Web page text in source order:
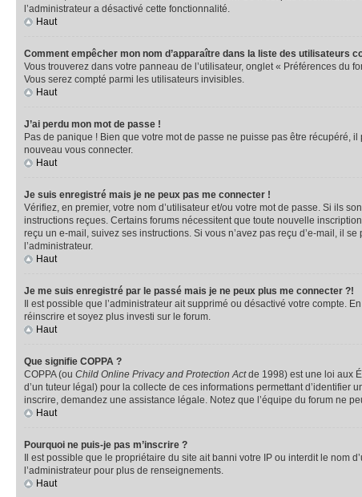
l’administrateur a désactivé cette fonctionnalité.
Haut
Comment empêcher mon nom d’apparaître dans la liste des utilisateurs
Vous trouverez dans votre panneau de l’utilisateur, onglet « Préférences du
Vous serez compté parmi les utilisateurs invisibles.
Haut
J’ai perdu mon mot de passe !
Pas de panique ! Bien que votre mot de passe ne puisse pas être récupéré,
nouveau vous connecter.
Haut
Je suis enregistré mais je ne peux pas me connecter !
Vérifiez, en premier, votre nom d’utilisateur et/ou votre mot de passe. Si ils
instructions reçues. Certains forums nécessitent que toute nouvelle
reçu un e-mail, suivez ses instructions. Si vous n’avez pas reçu d’e-mail, il
l’administrateur.
Haut
Je me suis enregistré par le passé mais je ne peux plus me connecter ?!
Il est possible que l’administrateur ait supprimé ou désactivé votre
réinscrire et soyez plus investi sur le forum.
Haut
Que signifie COPPA ?
COPPA (ou Child Online Privacy and Protection Actde 1998) est une loi aux
d’un tuteur légal) pour la collecte de ces informations permettant d’identifier
inscrire, demandez une assistance légale. Notez que l’équipe du forum ne
Haut
Pourquoi ne puis-je pas m’inscrire ?
Il est possible que le propriétaire du site ait banni votre IP ou interdit le
l’administrateur pour plus de renseignements.
Haut